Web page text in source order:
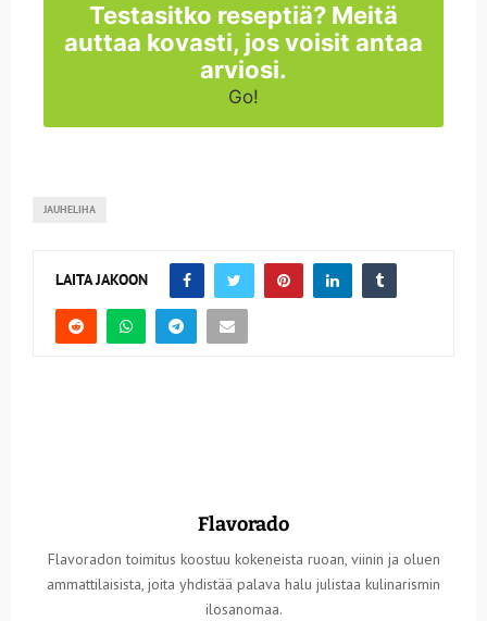
Testasitko reseptiä? Meitä
auttaa kovasti, jos voisit antaa
arviosi.
Go!
JAUHELIHA
LAITA JAKOON
Flavorado
Flavoradon toimitus koostuu kokeneista ruoan, viinin ja oluen
ammattilaisista, joita yhdistää palava halu julistaa kulinarismin
ilosanomaa.